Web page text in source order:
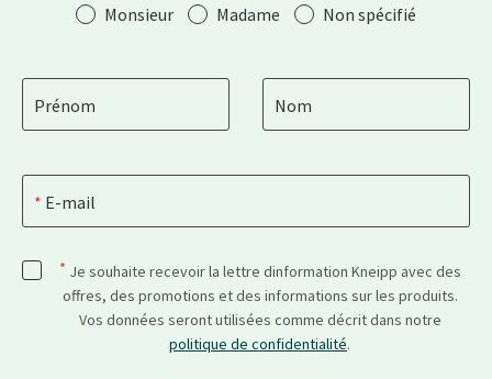
SalutationMonsieur Madame Non spécifié
Prénom Nom
E-mail
* Je souhaite recevoir la lettre dinformation Kneipp avec des
offres, des promotions et des informations sur les produits.
Vos données seront utilisées comme décrit dans notre
politique de confidentialité.